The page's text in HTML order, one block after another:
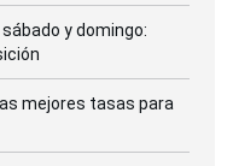
y domingo:
mejores tasas para